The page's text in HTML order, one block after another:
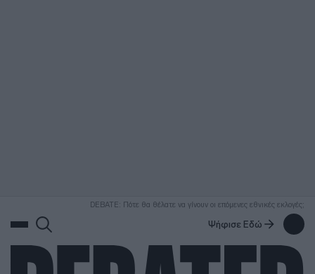
DEBATE: Πότε θα θέλατε να γίνουν οι επόμενες εθνικές εκλογές;
Ψήφισε Εδώ